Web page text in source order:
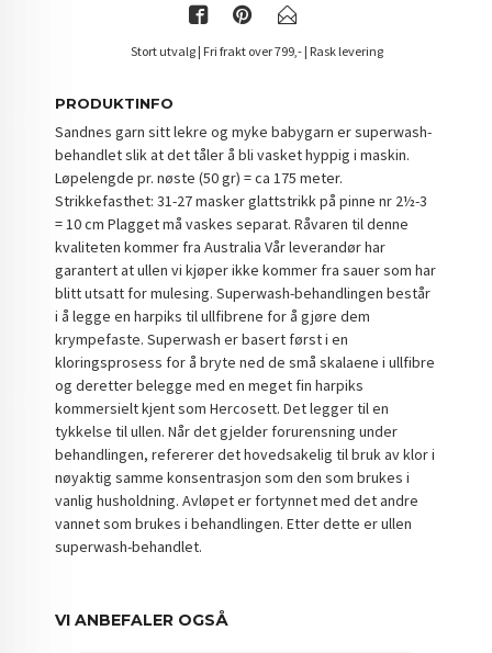
Stort utvalg | Fri frakt over 799,- | Rask levering
PRODUKTINFO
Sandnes garn sitt lekre og myke babygarn er superwash-
behandlet slik at det tåler å bli vasket hyppig i maskin.
Løpelengde pr. nøste (50 gr) = ca 175 meter.
Strikkefasthet: 31-27 masker glattstrikk på pinne nr 2½-3
= 10 cm Plagget må vaskes separat. Råvaren til denne
kvaliteten kommer fra Australia Vår leverandør har
garantert at ullen vi kjøper ikke kommer fra sauer som har
blitt utsatt for mulesing. Superwash-behandlingen består
i å legge en harpiks til ullfibrene for å gjøre dem
krympefaste. Superwash er basert først i en
kloringsprosess for å bryte ned de små skalaene i ullfibre
og deretter belegge med en meget fin harpiks
kommersielt kjent som Hercosett. Det legger til en
tykkelse til ullen. Når det gjelder forurensning under
behandlingen, refererer det hovedsakelig til bruk av klor i
nøyaktig samme konsentrasjon som den som brukes i
vanlig husholdning. Avløpet er fortynnet med det andre
vannet som brukes i behandlingen. Etter dette er ullen
superwash-behandlet.
VI ANBEFALER OGSÅ